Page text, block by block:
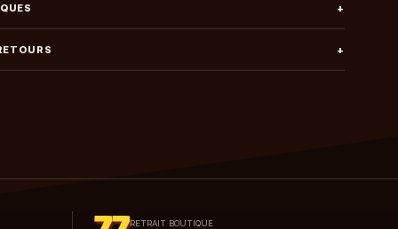
+
+
RETRAIT BOUTIQUE